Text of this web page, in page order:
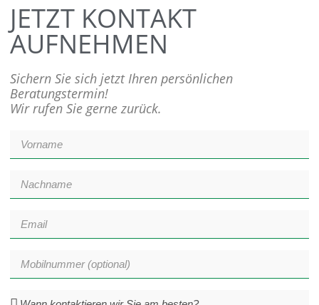
JETZT KONTAKT
AUFNEHMEN
Sichern Sie sich jetzt Ihren persönlichen
Beratungstermin!
Wir rufen Sie gerne zurück.